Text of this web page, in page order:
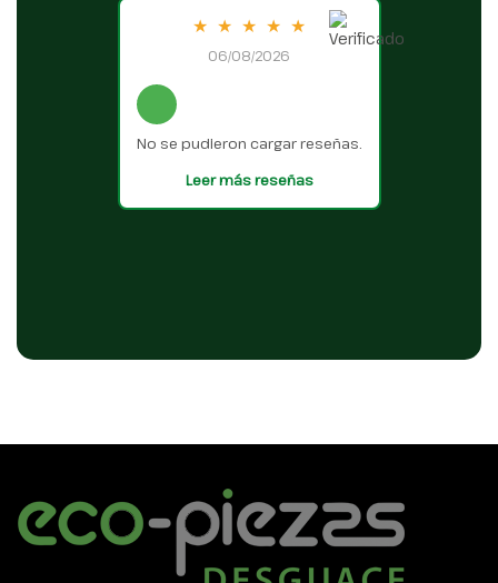
★ ★ ★ ★ ★
06/08/2026
No se pudieron cargar reseñas.
Leer más reseñas